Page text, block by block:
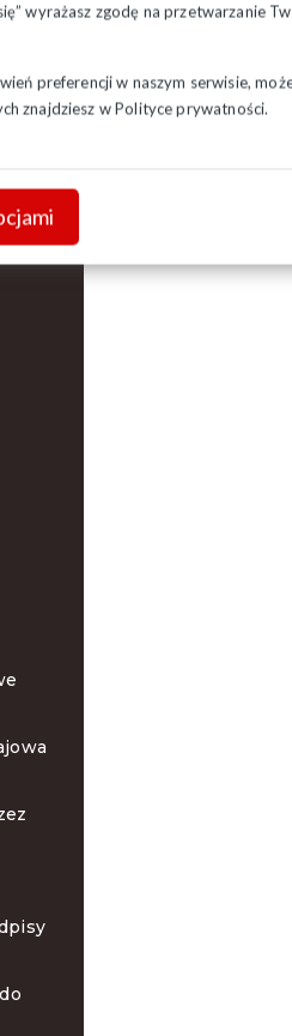
wyrażasz zgodę na przetwarzanie
preferencji w naszym serwisie,
znajdziesz wPolityce prywatności.